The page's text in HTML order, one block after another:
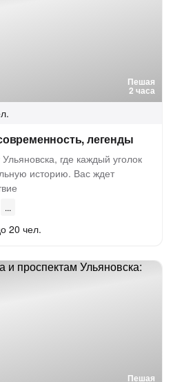
Пешая
2 часа
легенды
где каждый уголок
историю. Вас ждет
20 чел.
Пешая